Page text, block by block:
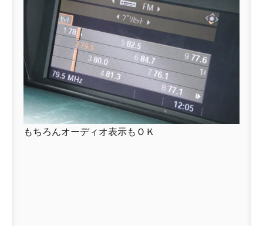
もちろんオーディオ表示もＯＫ